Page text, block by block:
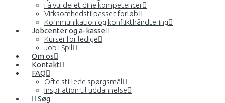
Få vurderet dine kompetencer
Virksomhedstilpasset forløb
Kommunikation og konflikthåndtering
Jobcenter og a-kasse
Kurser for ledige
Job i Spil
Om os
Kontakt
FAQ
Ofte stillede spørgsmål
Inspiration til uddannelse
Søg